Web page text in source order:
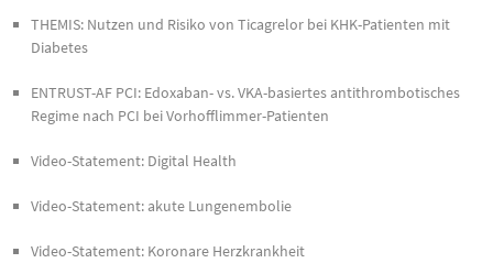
THEMIS: Nutzen und Risiko von Ticagrelor bei KHK-Patienten mit
Diabetes
ENTRUST-AF PCI: Edoxaban- vs. VKA-basiertes antithrombotisches
Regime nach PCI bei Vorhofflimmer-Patienten
Video-Statement: Digital Health
Video-Statement: akute Lungenembolie
Video-Statement: Koronare Herzkrankheit